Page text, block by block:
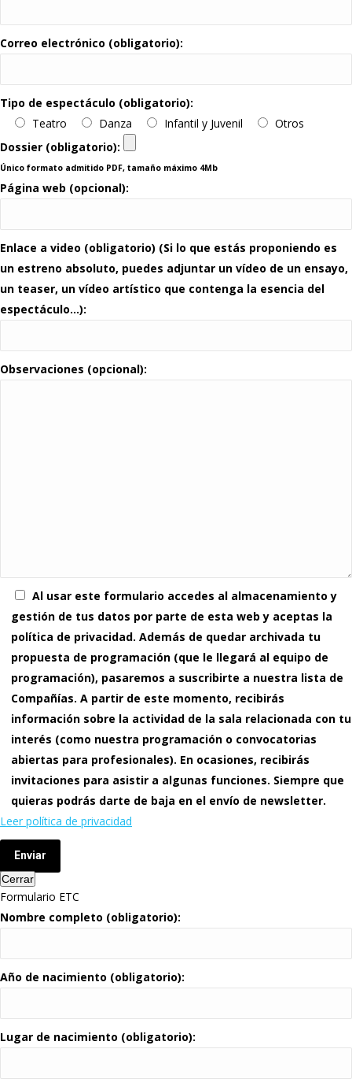
Correo electrónico (obligatorio):
Tipo de espectáculo (obligatorio):
Teatro
Danza Infantil y Juvenil
Otros
Dossier (obligatorio):
Único formato admitido PDF, tamaño máximo 4Mb
Página web (opcional):
Enlace a video (obligatorio) (Si lo que estás proponiendo es
un estreno absoluto, puedes adjuntar un vídeo de un ensayo,
un teaser, un vídeo artístico que contenga la esencia del
espectáculo…):
Observaciones (opcional):
Al usar este formulario accedes al almacenamiento y
gestión de tus datos por parte de esta web y aceptas la
política de privacidad. Además de quedar archivada tu
propuesta de programación (que le llegará al equipo de
programación), pasaremos a suscribirte a nuestra lista de
Compañías. A partir de este momento, recibirás
información sobre la actividad de la sala relacionada con tu
interés (como nuestra programación o convocatorias
abiertas para profesionales). En ocasiones, recibirás
invitaciones para asistir a algunas funciones. Siempre que
quieras podrás darte de baja en el envío de newsletter.
Leer política de privacidad
Enviar
Cerrar
Formulario ETC
Nombre completo (obligatorio):
Año de nacimiento (obligatorio):
Lugar de nacimiento (obligatorio):